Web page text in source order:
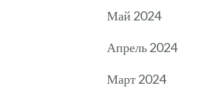
Май 2024
Апрель 2024
Март 2024